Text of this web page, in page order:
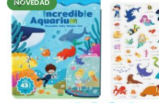
NOVEDAD